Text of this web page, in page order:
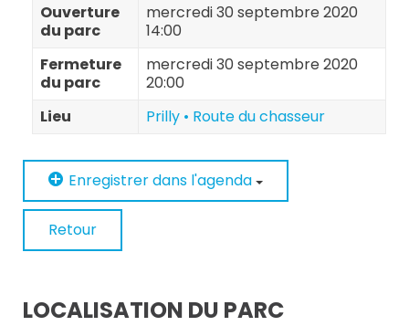
Ouverture
du parc
mercredi 30 septembre 2020
14:00
Fermeture
du parc
mercredi 30 septembre 2020
20:00
Lieu
Prilly • Route du chasseur
Enregistrer dans l'agenda
Retour
LOCALISATION DU PARC